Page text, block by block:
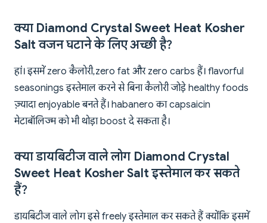
क्या Diamond Crystal Sweet Heat Kosher
Salt वजन घटाने के लिए अच्छी है?
हां। इसमें zero कैलोरी, zero fat और zero carbs हैं। flavorful
seasonings इस्तेमाल करने से बिना कैलोरी जोड़े healthy foods
ज़्यादा enjoyable बनते हैं। habanero का capsaicin
मेटाबॉलिज्म को भी थोड़ा boost दे सकता है।
क्या डायबिटीज वाले लोग Diamond Crystal
Sweet Heat Kosher Salt इस्तेमाल कर सकते
हैं?
डायबिटीज वाले लोग इसे freely इस्तेमाल कर सकते हैं क्योंकि इसमें